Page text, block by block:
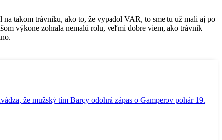
na takom trávniku, ako to, že vypadol VAR, to sme tu už mali aj po
výkone zohrala nemalú rolu, veľmi dobre viem, ako trávnik
že mužský tím Barçy odohrá zápas o Gamperov pohár 19.